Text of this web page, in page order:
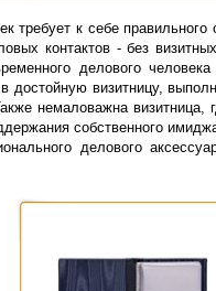
требует к себе
контактов - без
делового
достойную визитницу,
немаловажна визитница,
собственного
делового